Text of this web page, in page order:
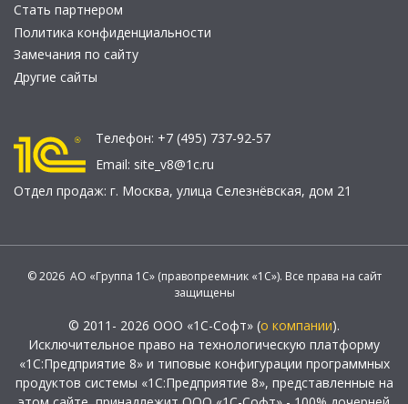
Стать партнером
Политика конфиденциальности
Замечания по сайту
Другие сайты
Телефон: +7 (495) 737-92-57
Email: site_v8@1c.ru
Отдел продаж: г. Москва, улица Селезнёвская, дом 21
© 2026 АО «Группа 1С» (правопреемник «1С»). Все права на сайт
защищены
© 2011- 2026 ООО «1С-Софт» (о компании).
Исключительное право на технологическую платформу
«1С:Предприятие 8» и типовые конфигурации программных
продуктов системы «1С:Предприятие 8», представленные на